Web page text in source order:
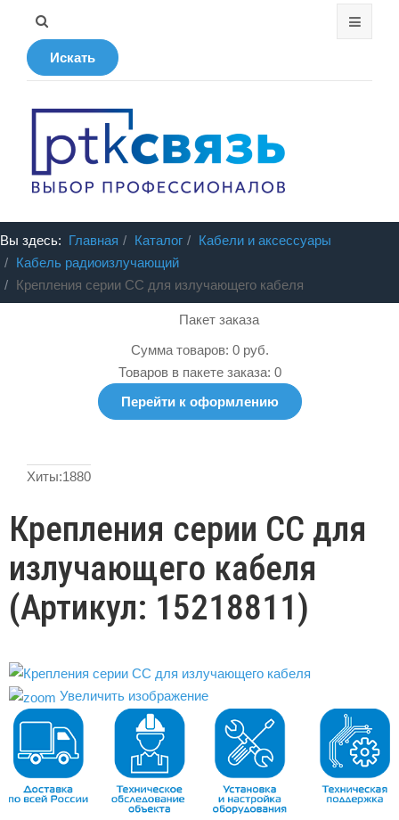
Искать
Вы здесь: Главная Каталог
Кабели и аксессуары
Кабель радиоизлучающий
Крепления серии СС для излучающего кабеля
Пакет заказа
Сумма товаров: 0 руб.
Товаров в пакете заказа: 0
Перейти к оформлению
Хиты:1880
Крепления серии СС для
излучающего кабеля
(Артикул: 15218811)
Увеличить изображение